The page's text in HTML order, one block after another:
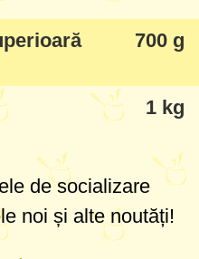
700 g
1 kg
de socializare
noi și alte noutăți!